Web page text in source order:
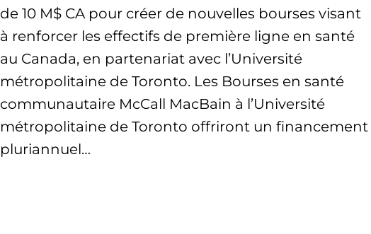
de 10 M$ CA pour créer de nouvelles bourses visant
à renforcer les effectifs de première ligne en santé
au Canada, en partenariat avec l’Université
métropolitaine de Toronto. Les Bourses en santé
communautaire McCall MacBain à l’Université
métropolitaine de Toronto offriront un financement
pluriannuel…